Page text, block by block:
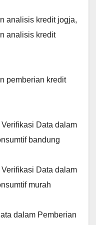
analisis kredit jogja,
analisis kredit
pemberian kredit
Data dalam
bandung
Data dalam
murah
dalam Pemberian